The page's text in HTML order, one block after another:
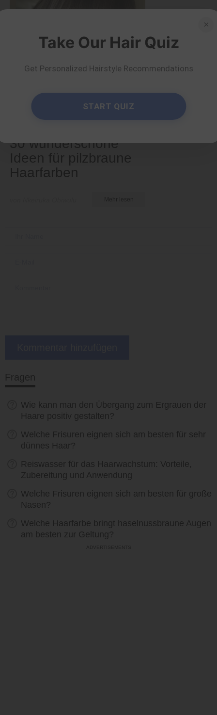
Farben
30 wunderschöne
Ideen für pilzbraune
Haarfarben
Fragen
Wie kann man den Übergang zum Ergrauen der
Haare positiv gestalten?
Welche Frisuren eignen sich am besten für sehr
dünnes Haar?
Reiswasser für das Haarwachstum: Vorteile,
Zubereitung und Anwendung
Welche Frisuren eignen sich am besten für große
Nasen?
Welche Haarfarbe bringt haselnussbraune Augen
am besten zur Geltung?
×
Take Our Hair Quiz
Get Personalized Hairstyle Recommendations
START QUIZ